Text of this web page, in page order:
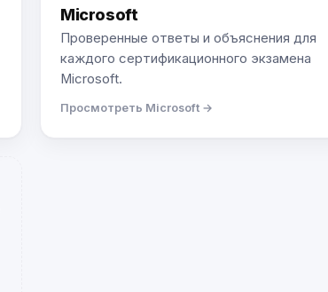
Microsoft
Проверенные ответы и объяснения для
каждого сертификационного экзамена
Microsoft.
Просмотреть Microsoft →